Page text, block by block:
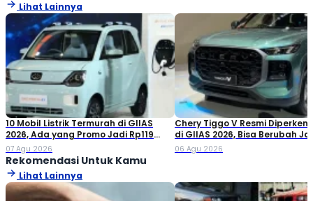
Lihat Lainnya
10 Mobil Listrik Termurah di GIIAS
2026, Ada yang Promo Jadi Rp119
Jutaan!
07 Agu 2026
Chery Tiggo V Resmi
di GIIAS 2026, Bisa Berubah
Double Cabin
06 Agu 2026
Rekomendasi Untuk Kamu
Lihat Lainnya